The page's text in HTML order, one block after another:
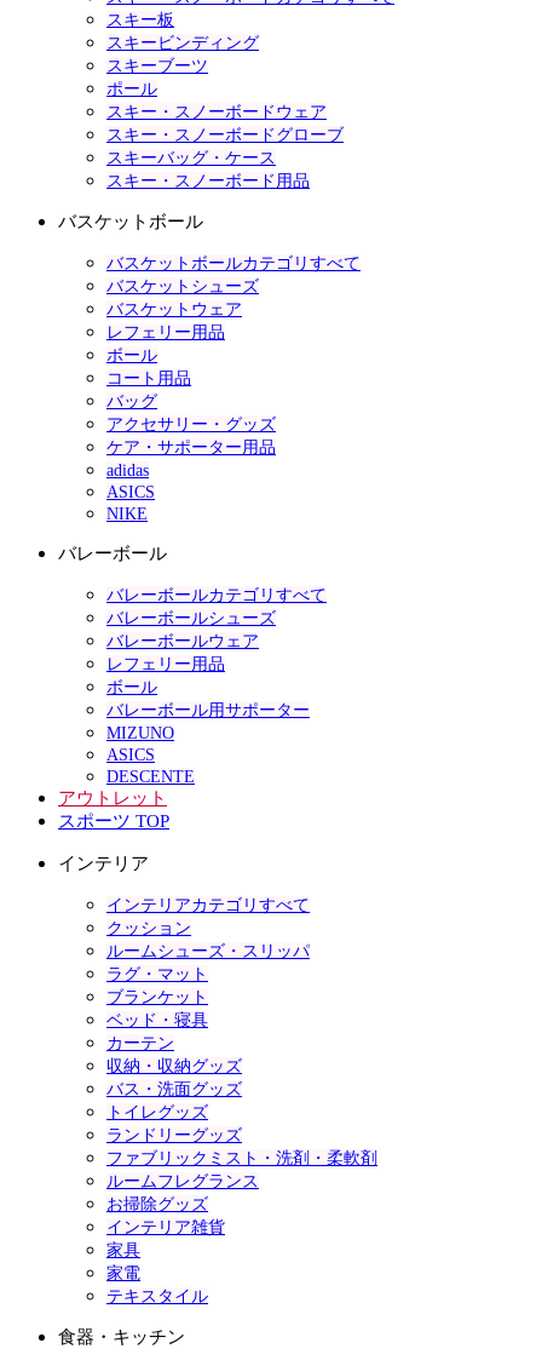
スキー板
スキービンディング
スキーブーツ
ポール
スキー・スノーボードウェア
スキー・スノーボードグローブ
スキーバッグ・ケース
スキー・スノーボード用品
バスケットボール
バスケットボールカテゴリすべて
バスケットシューズ
バスケットウェア
レフェリー用品
ボール
コート用品
バッグ
アクセサリー・グッズ
ケア・サポーター用品
adidas
ASICS
NIKE
バレーボール
バレーボールカテゴリすべて
バレーボールシューズ
バレーボールウェア
レフェリー用品
ボール
バレーボール用サポーター
MIZUNO
ASICS
DESCENTE
アウトレット
スポーツ TOP
インテリア
インテリアカテゴリすべて
クッション
ルームシューズ・スリッパ
ラグ・マット
ブランケット
ベッド・寝具
カーテン
収納・収納グッズ
バス・洗面グッズ
トイレグッズ
ランドリーグッズ
ファブリックミスト・洗剤・柔軟剤
ルームフレグランス
お掃除グッズ
インテリア雑貨
家具
家電
テキスタイル
食器・キッチン